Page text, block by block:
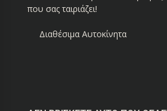
που σας ταιριάζει!
Διαθέσιμα Αυτοκίνητα